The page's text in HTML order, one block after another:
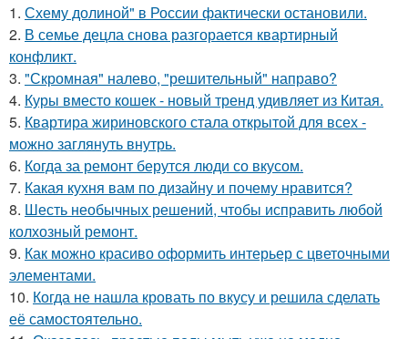
1. Схему долиной" в России фактически остановили.
2. В семье децла снова разгорается квартирный
конфликт.
3. "Скромная" налево, "решительный" направо?
4. Куры вместо кошек - новый тренд удивляет из Китая.
5. Квартира жириновского стала открытой для всех -
можно заглянуть внутрь.
6. Когда за ремонт берутся люди со вкусом.
7. Какая кухня вам по дизайну и почему нравится?
8. Шесть необычных решений, чтобы исправить любой
колхозный ремонт.
9. Как можно красиво оформить интерьер с цветочными
элементами.
10. Когда не нашла кровать по вкусу и решила сделать
её самостоятельно.